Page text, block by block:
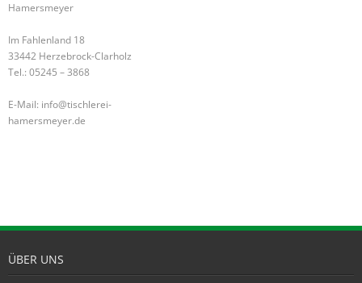
Hamersmeyer
Im Fahlenland 18
33442 Herzebrock-Clarholz
Tel.: 05245 – 3868
E-Mail: info@tischlerei-
hamersmeyer.de
ÜBER UNS